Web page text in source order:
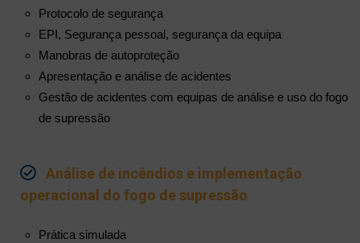
Protocolo de segurança
EPI, Segurança pessoal, segurança da equipa
Manobras de autoproteção
Apresentação e análise de acidentes
Gestão de acidentes com equipas de análise e uso do fogo
de supressão
Análise de incêndios e implementação
operacional do fogo de supressão
Prática simulada